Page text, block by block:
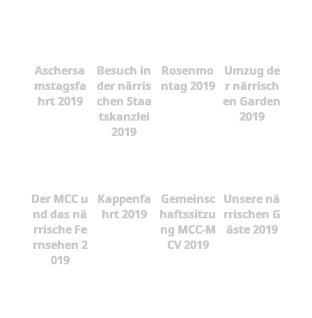
Aschersa
mstagsfa
hrt 2019
Besuch in
der närris
chen Staa
tskanzlei
2019
Rosenmo
ntag 2019
Umzug de
r närrisch
en Garden
2019
Der MCC u
nd das nä
rrische Fe
rnsehen 2
019
Kappenfa
hrt 2019
Gemeinsc
haftssitzu
ng MCC-M
CV 2019
Unsere nä
rrischen G
äste 2019